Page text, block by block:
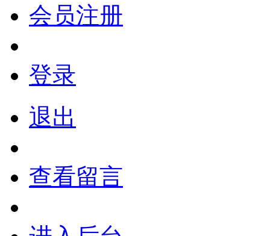
会员注册
登录
退出
查看留言